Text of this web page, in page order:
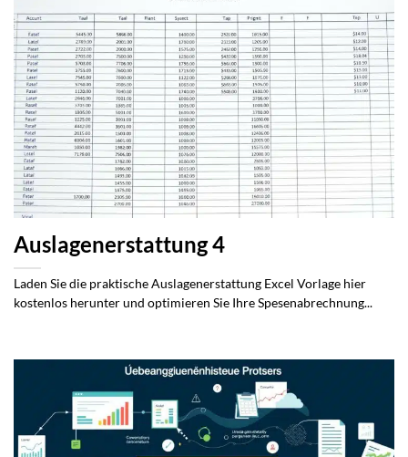
Auslagenerstattung 4
Laden Sie die praktische Auslagenerstattung Excel Vorlage hier
kostenlos herunter und optimieren Sie Ihre Spesenabrechnung...